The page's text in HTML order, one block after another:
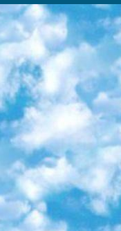
темами. Среди них, к примеру, есть серии «Биоинформатика и геномика», «Культура средневековой Скандинавии» и Cinema Studies о теории кино. Каждая подборка лекций — логически связанная история, рассказанная экспертом от первого лица. Кроме того, на сайте появляются научно-образовательные статьи и тесты на разные темы. 7. «Newочём» Команда проекта «Newочём» отбирает самые интересные тексты из англоязычных СМИ и переводит те из них, за которые голосуют участники сообщества «ВКонтакте». По большей части это научно-популярные статьи. Редакторы придумывают лишь заголовки, в остальном содержание переводов соответствует оригиналам. Полные тексты можно читать прямо в социальной сети. 8. InternetUrok Онлайн-база материалов по основным дисциплинам школьной программы. Информация на сайте структурирована по классам, предметам и темам (урокам). Каждый урок состоит из видеолекций и конспектов. Есть также интерактивные тренажёры и тесты для закрепления пройденного материала. Даже если вы давно окончили школу, возможность повторить программу старших классов всегда может пригодиться. 9. Edutainme Ещё один ресурс об образовании. В отличие от Newtonew, как мне кажется, Edutainme больше ориентируется на представителей индустрии: педагогов, предпринимателей, разработчиков образовательных проектов. Но и любой, кто просто стремится к саморазвитию, найдёт на сайте много полезного и интересного для себя. Например, информацию о новых курсах и образовательных сервисах. 10. Newtonew Онлайн-медиа об образовании и обучении в широком смысле. Авторы Newtonew пишут об инструментах, заведениях, тактиках и стратегиях, которые помогают учить других и получать новые знания самостоятельно. На этой площадке вы найдёте новости, обзоры, аналитические мат